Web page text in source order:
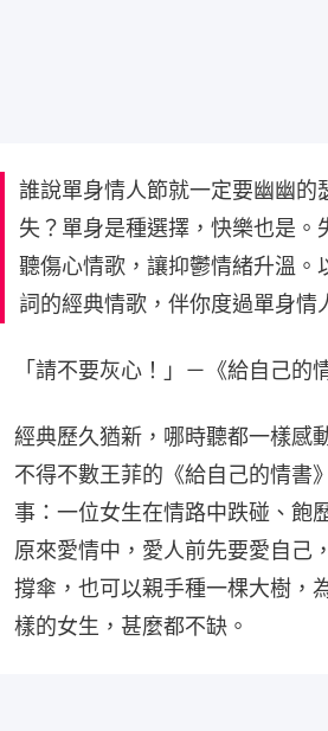
誰說單身情人節就一定要幽幽的
失？單身是種選擇，快樂也是。
聽傷心情歌，讓抑鬱情緒升溫。
詞的經典情歌，伴你度過單身情
「請不要灰心！」－《給自己的
經典歷久猶新，哪時聽都一樣感
不得不數王菲的《給自己的情書
事：一位女生在情路中跌碰、飽
原來愛情中，愛人前先要愛自己
撐傘，也可以親手種一棵大樹，
樣的女生，甚麼都不缺。